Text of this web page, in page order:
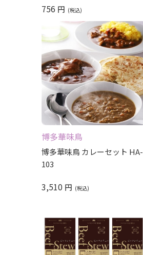
756 円
博多華味鳥
博多華味鳥 カレーセット HA-
103
3,510 円